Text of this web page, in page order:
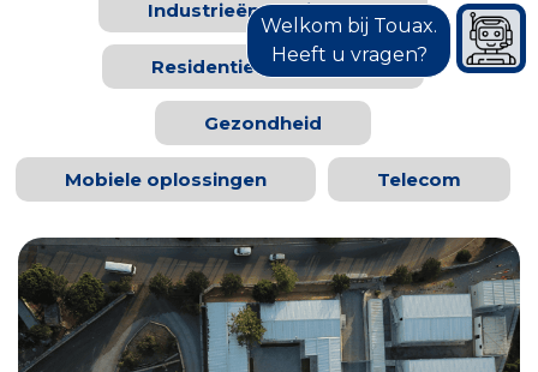
Industrieën en diensten
Residentieel en Toerist
Gezondheid
Mobiele oplossingen Telecom
Welkom bij Touax.
Heeft u vragen?